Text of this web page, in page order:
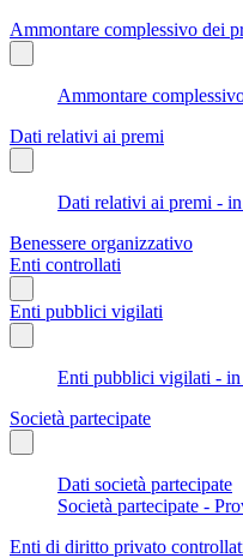
Ammontare complessivo dei
Ammontare
Dati relativi ai premi
Dati relativi ai premi -
Benessere organizzativo
Enti controllati
Enti pubblici vigilati
Enti pubblici vigilati - in
Società partecipate
Dati società partecipate
Società partecipate -
Enti di diritto privato